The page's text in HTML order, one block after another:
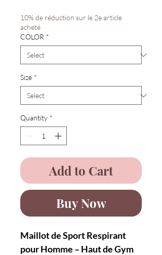
10% de réduction sur le 2e article
acheté
COLOR *
Size *
Quantity *
Add to Cart
Buy Now
Maillot de Sport Respirant
pour Homme – Haut de Gym